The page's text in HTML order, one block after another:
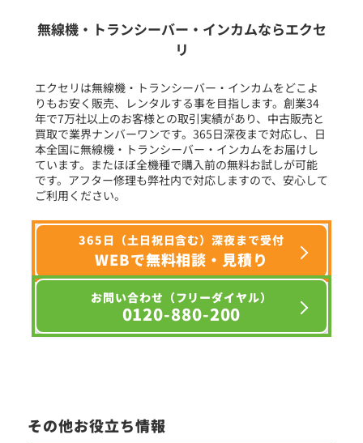
フリーワード入力(製品名等)
選択条件をリセット
無線機・トランシーバー・インカムならエクセ
リ
エクセリは無線機・トランシーバー・インカムをどこよ
りもお安く販売、レンタルする事を目指します。創業34
年で7万社以上のお客様との取引実績があり、中古販売と
買取で業界ナンバーワンです。365日深夜まで対応し、日
本全国に無線機・トランシーバー・インカムをお届けし
ています。またほぼ全機種で購入前の無料お試しが可能
です。アフター修理も弊社内で対応しますので、安心して
ご利用ください。
365日（土日祝日含む）深夜まで受付
WEBで無料相談・見積り
お問い合わせ（フリーダイヤル）
0120-880-200
その他お役立ち情報